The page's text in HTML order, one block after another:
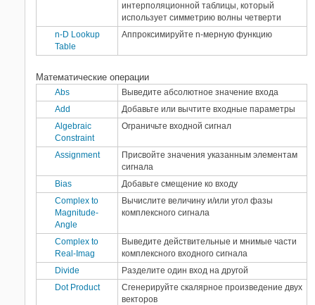
интерполяционной таблицы, который
использует симметрию волны четверти
n-D Lookup
Table
Аппроксимируйте n-мерную функцию
Математические операции
Abs
Выведите абсолютное значение входа
Add
Добавьте или вычтите входные параметры
Algebraic
Constraint
Ограничьте входной сигнал
Assignment
Присвойте значения указанным элементам
сигнала
Bias
Добавьте смещение ко входу
Complex to
Magnitude-
Angle
Вычислите величину и/или угол фазы
комплексного сигнала
Complex to
Real-Imag
Выведите действительные и мнимые части
комплексного входного сигнала
Divide
Разделите один вход на другой
Dot Product
Сгенерируйте скалярное произведение двух
векторов